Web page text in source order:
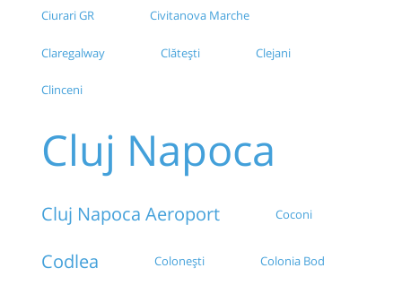
Ciurari GR Civitanova Marche
Claregalway Clătești Clejani
Clinceni
Cluj Napoca
Cluj Napoca Aeroport Coconi
Codlea Colonești Colonia Bod